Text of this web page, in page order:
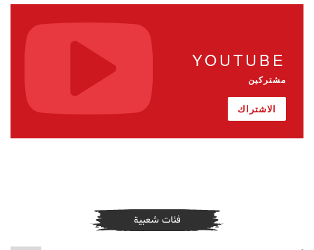
YOUTUBE
مشتركين
الاشتراك
فئات شعبية